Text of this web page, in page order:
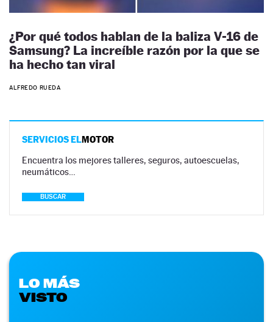
¿Por qué todos hablan de la baliza V-16 de
Samsung? La increíble razón por la que se
ha hecho tan viral
ALFREDO RUEDA
SERVICIOS ELMOTOR
Encuentra los mejores talleres, seguros, autoescuelas,
neumáticos…
BUSCAR
LO MÁS
VISTO